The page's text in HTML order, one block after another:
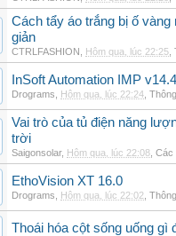
Cách tẩy áo trắng bị ố
giản
CTRLFASHION Hôm qua, lúc 22:25
InSoft Automation IMP v14.4
Drograms Hôm qua, lúc 22:24
Vai trò của tủ điện năng
trời
Saigonsolar, Hôm qua, lúc 22:08 Các
EthoVision XT 16.0
Drograms Hôm qua, lúc 22:02
Thoái hóa cột sống uống gì